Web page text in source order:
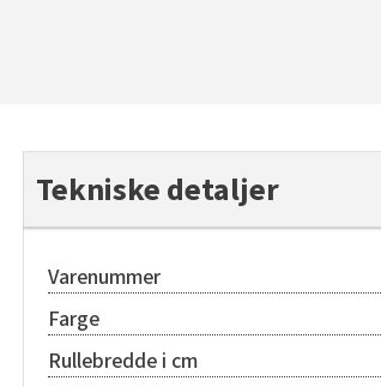
Tekniske detaljer
Varenummer
Farge
Rullebredde i cm